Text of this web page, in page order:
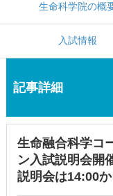
生命科学院の概
入試情報
記事詳細
生命融合科学コ
ン入試説明会開
説明会は14:00か